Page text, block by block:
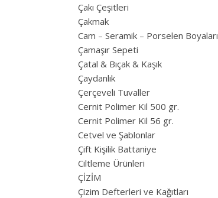
Çakı Çeşitleri
Çakmak
Cam – Seramik – Porselen Boyaları
Çamaşır Sepeti
Çatal & Bıçak & Kaşık
Çaydanlık
Çerçeveli Tuvaller
Cernit Polimer Kil 500 gr.
Cernit Polimer Kil 56 gr.
Cetvel ve Şablonlar
Çift Kişilik Battaniye
Ciltleme Ürünleri
ÇİZİM
Çizim Defterleri ve Kağıtları